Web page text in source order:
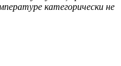
категорически не